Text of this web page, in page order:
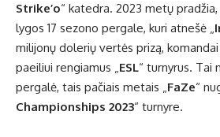
Strike’o“ katedra. 2023 metų
lygos 17 sezono pergale, kuri atnešė „
milijonų dolerių vertės prizą,
paeiliui rengiamus „ESL“ turnyrus. Tai
pergalė, tais pačiais metais „FaZe“
Championships 2023“ turnyre.